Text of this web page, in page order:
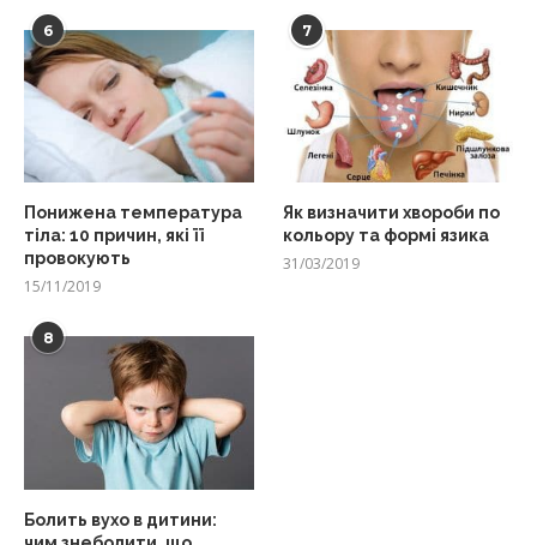
6
Понижена температура
тіла: 10 причин, які її
провокують
15/11/2019
7
Як визначити хвороби по
кольору та формі язика
31/03/2019
8
Болить вухо в дитини: